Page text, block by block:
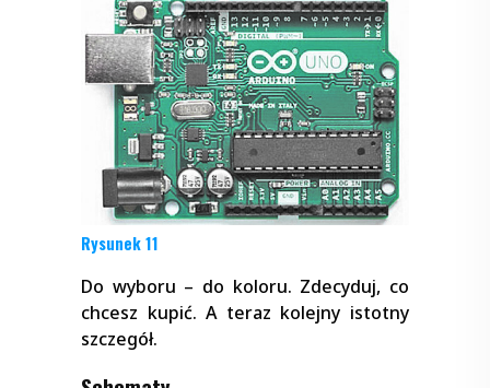
Rysunek 11
Do wyboru – do koloru. Zdecyduj, co
chcesz kupić. A teraz kolejny istotny
szczegół.